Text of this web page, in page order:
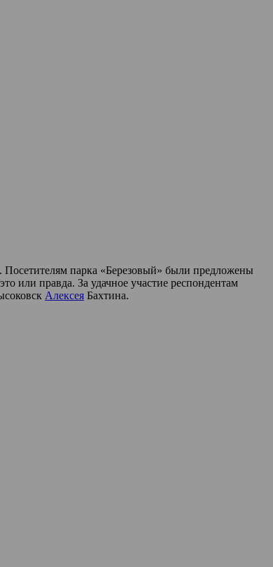
парка «Березовый» были предложены
или правда. За удачное участие респондентам
Алексея Бахтина.